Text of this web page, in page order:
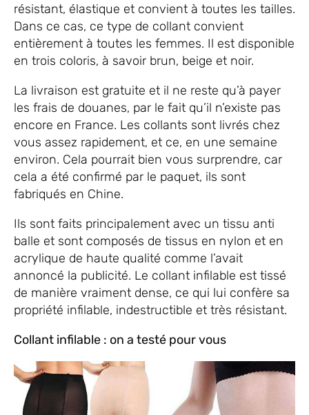
résistant, élastique et convient à toutes les tailles.
Dans ce cas, ce type de collant convient
entièrement à toutes les femmes. Il est disponible
en trois coloris, à savoir brun, beige et noir.
La livraison est gratuite et il ne reste qu’à payer
les frais de douanes, par le fait qu’il n’existe pas
encore en France. Les collants sont livrés chez
vous assez rapidement, et ce, en une semaine
environ. Cela pourrait bien vous surprendre, car
cela a été confirmé par le paquet, ils sont
fabriqués en Chine.
Ils sont faits principalement avec un tissu anti
balle et sont composés de tissus en nylon et en
acrylique de haute qualité comme l’avait
annoncé la publicité. Le collant infilable est tissé
de manière vraiment dense, ce qui lui confère sa
propriété infilable, indestructible et très résistant.
Collant infilable : on a testé pour vous